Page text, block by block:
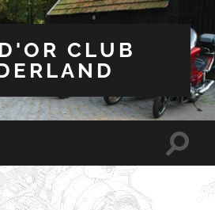
CLUB
Toggle